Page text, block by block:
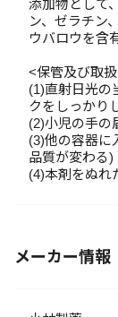
添加物として
ン、ゼラチン
ウバロウを含
<保管及び取
(1)直射日光の
クをしっかり
(2)小児の手の
(3)他の容器に
品質が変わる)
(4)本剤をぬれ
メーカー情報